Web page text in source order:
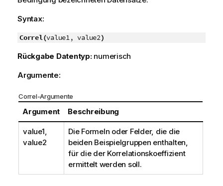
Syntax:
Correl(value1, value2)
Rückgabe Datentyp: numerisch
Argumente:
Correl-Argumente
Argument Beschreibung
value1,
value2
Die Formeln oder Felder, die die
beiden Beispielgruppen enthalten,
für die der Korrelationskoeffizient
ermittelt werden soll.